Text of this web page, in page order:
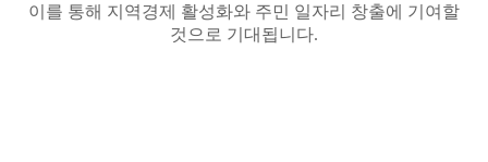
이를 통해 지역경제 활성화와 주민 일자리 창출에 기여할
것으로 기대됩니다.